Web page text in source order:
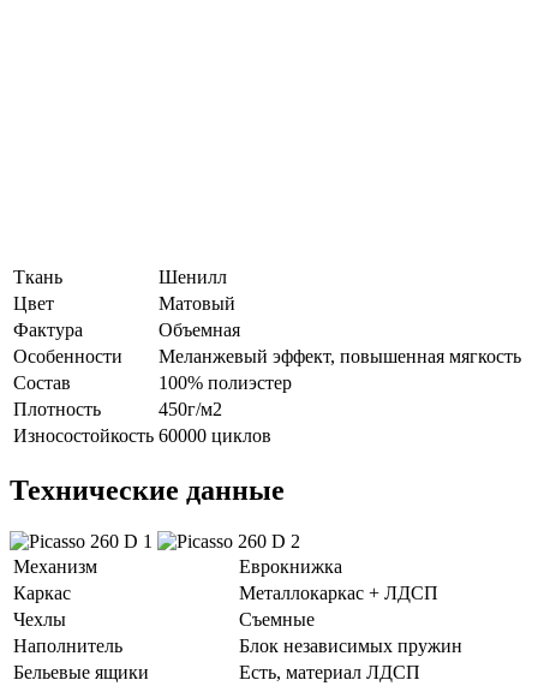
Ткань
Шенилл
Цвет
Матовый
Фактура
Объемная
Особенности
Меланжевый эффект, повышенная мягкость
Состав
100% полиэстер
Плотность
450г/м2
Износостойкость 60000 циклов
Технические данные
Механизм
Еврокнижка
Каркас
Металлокаркас + ЛДСП
Чехлы
Съемные
Наполнитель
Блок независимых пружин
Бельевые ящики
Есть, материал ЛДСП